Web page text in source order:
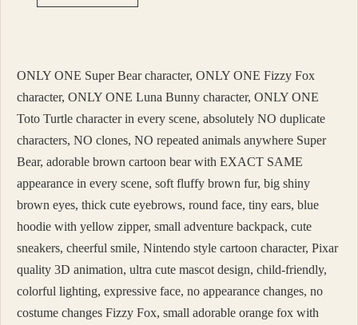
Ginseng
ONLY ONE Super Bear character, ONLY ONE Fizzy Fox
character, ONLY ONE Luna Bunny character, ONLY ONE
Toto Turtle character in every scene, absolutely NO duplicate
characters, NO clones, NO repeated animals anywhere Super
Bear, adorable brown cartoon bear with EXACT SAME
appearance in every scene, soft fluffy brown fur, big shiny
brown eyes, thick cute eyebrows, round face, tiny ears, blue
hoodie with yellow zipper, small adventure backpack, cute
sneakers, cheerful smile, Nintendo style cartoon character, Pixar
quality 3D animation, ultra cute mascot design, child-friendly,
colorful lighting, expressive face, no appearance changes, no
costume changes Fizzy Fox, small adorable orange fox with